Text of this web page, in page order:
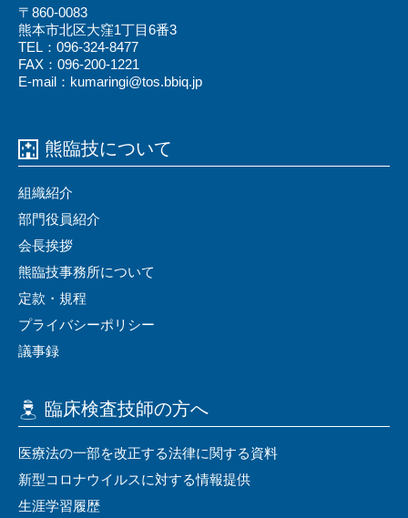
〒860-0083
熊本市北区大窪1丁目6番3
TEL：096-324-8477
FAX：096-200-1221
E-mail：kumaringi@tos.bbiq.jp
熊臨技について
組織紹介
部門役員紹介
会⻑挨拶
熊臨技事務所について
定款・規程
プライバシーポリシー
議事録
臨床検査技師の⽅へ
医療法の⼀部を改正する法律に関する資料
新型コロナウイルスに対する情報提供
⽣涯学習履歴